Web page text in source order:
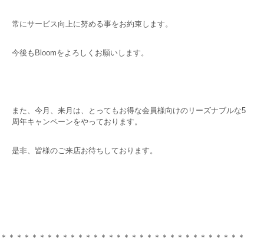
常にサービス向上に努める事をお約束します。
今後もBloomをよろしくお願いします。
また、今月、来月は、とってもお得な会員様向けのリーズナブルな5
周年キャンペーンをやっております。
是非、皆様のご来店お待ちしております。
＊＊＊＊＊＊＊＊＊＊＊＊＊＊＊＊＊＊＊＊＊＊＊＊＊＊＊＊＊＊＊＊